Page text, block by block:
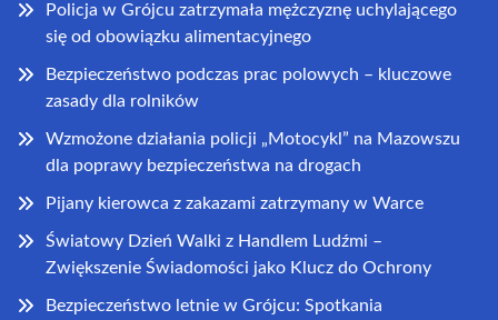
Policja w Grójcu zatrzymała mężczyznę uchylającego
się od obowiązku alimentacyjnego
Bezpieczeństwo podczas prac polowych – kluczowe
zasady dla rolników
Wzmożone działania policji „Motocykl” na Mazowszu
dla poprawy bezpieczeństwa na drogach
Pijany kierowca z zakazami zatrzymany w Warce
Światowy Dzień Walki z Handlem Ludźmi –
Zwiększenie Świadomości jako Klucz do Ochrony
Bezpieczeństwo letnie w Grójcu: Spotkania